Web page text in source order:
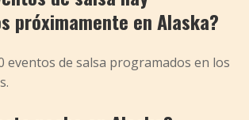
próximamente en Alaska?
eventos de salsa programados en los